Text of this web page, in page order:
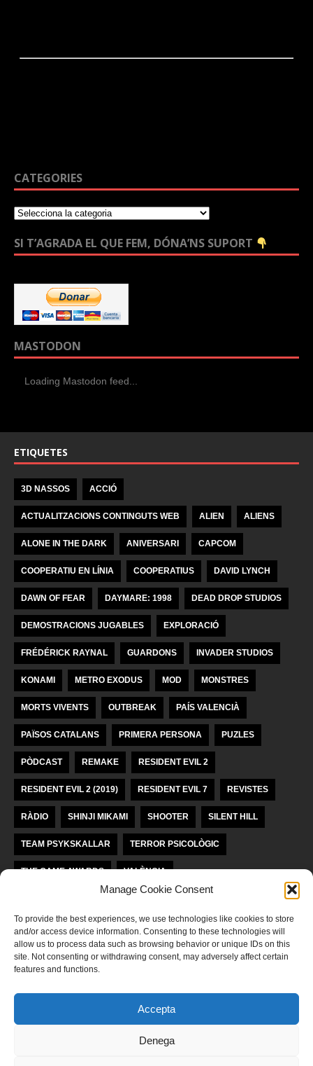
Manage Cookie Consent
To provide the best experiences, we use technologies like cookies to store
and/or access device information. Consenting to these technologies will
allow us to process data such as browsing behavior or unique IDs on this
site. Not consenting or withdrawing consent, may adversely affect certain
features and functions.
Accepta
Denega
CATEGORIES
SI T’AGRADA EL QUE FEM, DÓNA’NS SUPORT
MASTODON
Loading Mastodon feed...
ETIQUETES
3D NASSOS ACCIÓ
ACTUALITZACIONS CONTINGUTS WEB ALIEN ALIENS
ALONE IN THE DARK ANIVERSARI CAPCOM
COOPERATIU EN LÍNIA COOPERATIUS DAVID LYNCH
DAWN OF FEAR DAYMARE: 1998 DEAD DROP STUDIOS
DEMOSTRACIONS JUGABLES EXPLORACIÓ
FRÉDÉRICK RAYNAL GUARDONS INVADER STUDIOS
KONAMI METRO EXODUS MOD MONSTRES
MORTS VIVENTS OUTBREAK PAÍS VALENCIÀ
PAÏSOS CATALANS PRIMERA PERSONA PUZLES
PÒDCAST REMAKE RESIDENT EVIL 2
RESIDENT EVIL 2 (2019) RESIDENT EVIL 7 REVISTES
RÀDIO SHINJI MIKAMI SHOOTER SILENT HILL
TEAM PSYKSKALLAR TERROR PSICOLÒGIC
THE GAME AWARDS VALÈNCIA
LLICÈNCIA KREA KOMUNAĴO
Aquesta obra està subjecta a una llicència deReconeixement-
NoComercial-SenseObraDerivada 4.0 Internacional de Krea Komunaĵo